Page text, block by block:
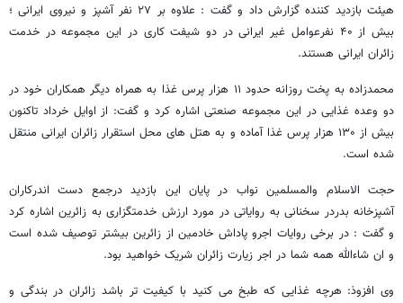
هیئت بازدید کننده گزارش داد و گفت : علاوه بر ۲۷ نفر آشپز و نیروی ایرانی ؛
بیش از ۴۰ نفرعوامل غیر ایرانی در دو شیفت کاری در این مجموعه در خدمت
زائران ایرانی هستند.
محمدزاده به پخت روزانه حدود ۱۱ هزار پرس غذا به همراه دیگر همکاران خود در
دو وعده غذایی در این مجموعه صنعتی اشاره کرد و گفت: از اوایل خرداد تاکنون
بیش از ۱۳۰ هزار پرس غذا آماده و به هتل های محل استقرار زائران ایرانی منتقل
شده است.
حجت الاسلام والمسلمین نواب در پایان این بازدید درجمع دست اندرکاران
آشپزخانه بدردر سخنانی به روایاتی در مورد ارزش خدمتگزاری به زائرین اشاره کرد
و گفت : در برخی روایات اجرو پاداش خادمین از زائرین بیشتر توصیف شده است
و ان شاءالله همه شما در اجر زیارت زائران شریک خواهید بود.
وی افزوذ: هرچه غذایی که طبخ می کنید با کیفیت تر باشد زائران در بندگی و